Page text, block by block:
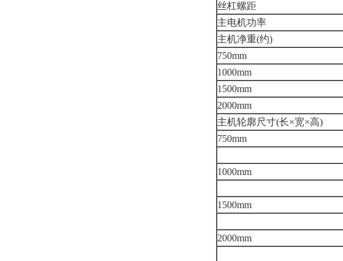
丝杠螺距
主电机功率
主机净重(约)
750mm
1000mm
1500mm
2000mm
主机轮廓尺寸(长×宽×高)
750mm
1000mm
1500mm
2000mm